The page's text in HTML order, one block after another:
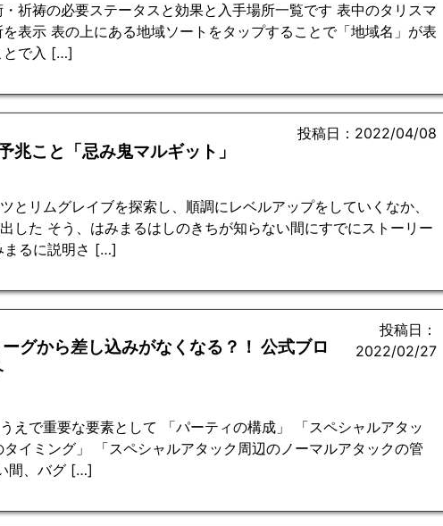
祈祷の必要ステータスと効果と入手場所一覧です 表中のタリスマ
表示 表の上にある地域ソートをタップすることで「地域名」が表
とで入 […]
こと「忌み鬼マルギット」
投稿日：2022/04/08
とリムグレイブを探索し、順調にレベルアップをしていくなか、
した そう、はみまるはしのきちが知らない間にすでにストーリー
まるに説明さ […]
グから差し込みがなくなる？！ 公式ブロ
投稿日：
2022/02/27
えで重要な要素として 「パーティの構成」 「スペシャルアタッ
イミング」 「スペシャルアタック周辺のノーマルアタックの管
間、バグ […]